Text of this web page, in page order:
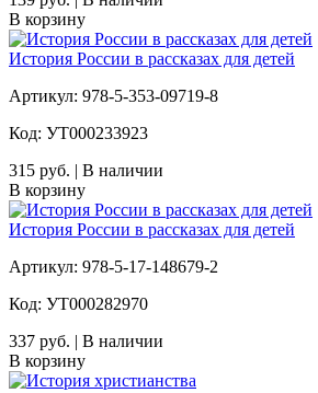
В корзину
История России в рассказах для детей
Артикул: 978-5-353-09719-8
Код: УТ000233923
315 руб. | В наличии
В корзину
История России в рассказах для детей
Артикул: 978-5-17-148679-2
Код: УТ000282970
337 руб. | В наличии
В корзину